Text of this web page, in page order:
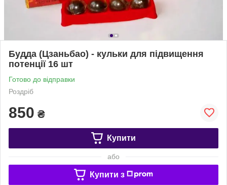
Будда (Цзаньбао) - кульки для підвищення
потенції 16 шт
Готово до відправки
Роздріб
850 ₴
Купити
або
Купити з